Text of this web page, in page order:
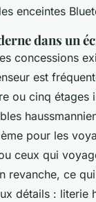
enceintes
dans un
concessions
est
ou cinq étages
pour les
ceux qui
revanche, ce
détails : literie